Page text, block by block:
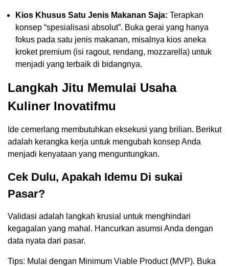
Kios Khusus Satu Jenis Makanan Saja: Terapkan
konsep “spesialisasi absolut”. Buka gerai yang hanya
fokus pada satu jenis makanan, misalnya kios aneka
kroket premium (isi ragout, rendang, mozzarella) untuk
menjadi yang terbaik di bidangnya.
Langkah Jitu Memulai Usaha
Kuliner Inovatifmu
Ide cemerlang membutuhkan eksekusi yang brilian. Berikut
adalah kerangka kerja untuk mengubah konsep Anda
menjadi kenyataan yang menguntungkan.
Cek Dulu, Apakah Idemu Di sukai
Pasar?
Validasi adalah langkah krusial untuk menghindari
kegagalan yang mahal. Hancurkan asumsi Anda dengan
data nyata dari pasar.
Tips: Mulai dengan Minimum Viable Product (MVP). Buka